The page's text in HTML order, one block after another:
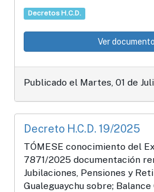
Decretos H.C.D.
Ver documento
Publicado el Martes, 01 de
Decreto H.C.D. 19/2025
TÓMESE conocimiento del
7871/2025 documentación
Jubilaciones, Pensiones y
Gualeguaychu sobre;